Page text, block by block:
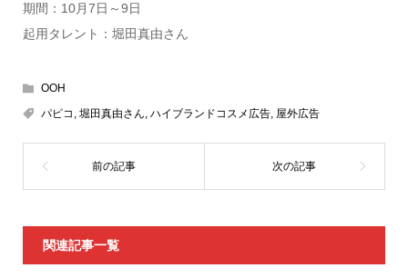
期間：10月7日～9日
起用タレント：堀田真由さん
OOH
パピコ , 堀田真由さん, ハイブランドコスメ広告, 屋外広告
関連記事一覧